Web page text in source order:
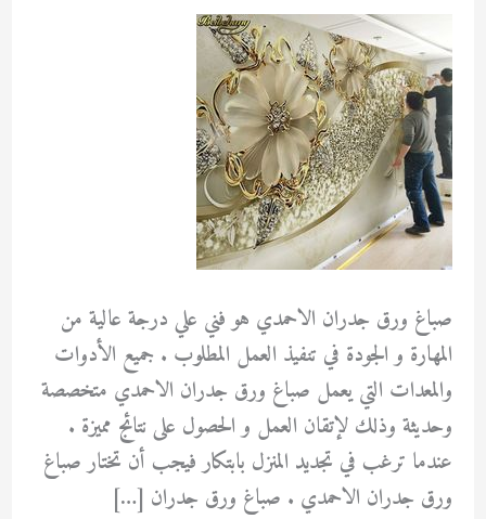
صباغ ورق جدران الاحمدي هو فني علي درجة عالية من
المهارة و الجودة في تنفيذ العمل المطلوب . جميع الأدوات
والمعدات التي يعمل صباغ ورق جدران الاحمدي متخصصة
وحديثة وذلك لإتقان العمل و الحصول على نتائج مميزة .
عندما ترغب في تجديد المنزل بابتكار فيجب أن تختار صباغ
ورق جدران الاحمدي . صباغ ورق جدران […]